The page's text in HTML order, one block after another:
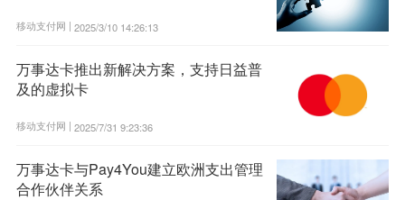
移动支付网 | 2025/3/10 14:26:13
万事达卡推出新解决方案，支持日益普
及的虚拟卡
移动支付网 | 2025/7/31 9:23:36
万事达卡与Pay4You建立欧洲支出管理
合作伙伴关系